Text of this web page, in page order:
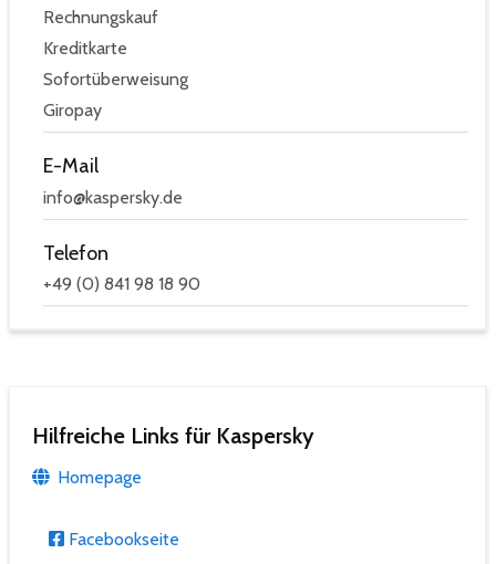
Rechnungskauf
Kreditkarte
Sofortüberweisung
Giropay
E-Mail
info@kaspersky.de
Telefon
+49 (0) 841 98 18 90
Hilfreiche Links für Kaspersky
Homepage
Facebookseite